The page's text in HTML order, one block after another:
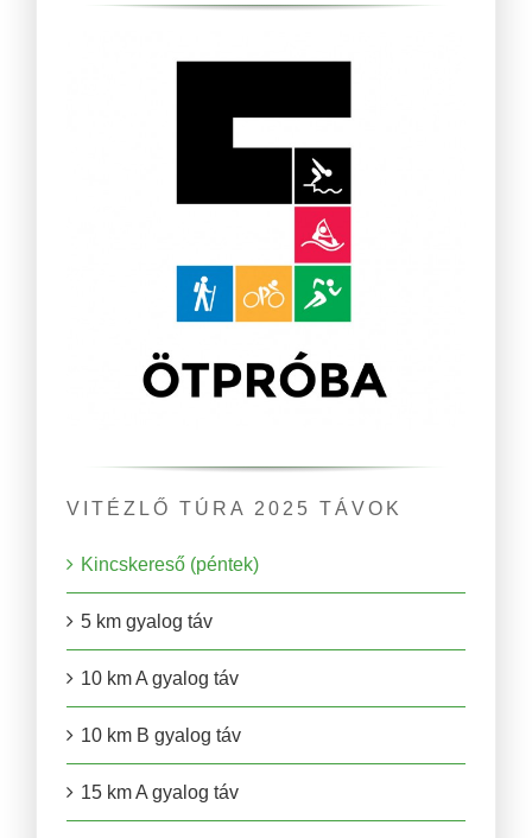
VITÉZLŐ TÚRA 2025 TÁVOK
Kincskereső (péntek)
5 km gyalog táv
10 km A gyalog táv
10 km B gyalog táv
15 km A gyalog táv